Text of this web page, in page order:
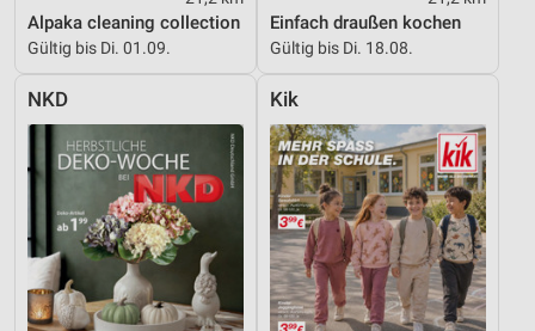
Alpaka cleaning collection
Gültig bis Di. 01.09.
Einfach draußen kochen
Gültig bis Di. 18.08.
NKD Kik
Geräte anhand von aktiv angeforderten
Informationen identifizieren
Nicht-IAB-Verarbeitungszwecke:
Notwendig
Performance
Funktional
Werbung